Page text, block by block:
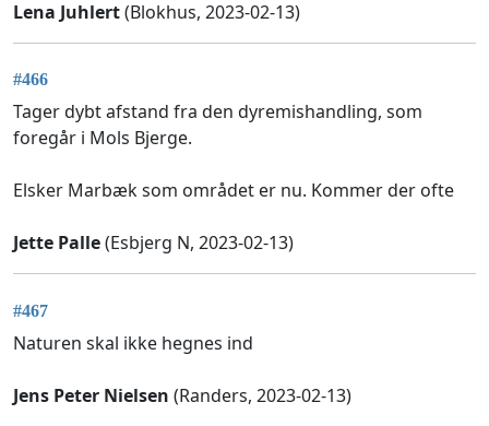
Lena Juhlert(Blokhus, 2023-02-13)
#466
Tager dybt afstand fra den dyremishandling, som
foregår i Mols Bjerge.
Elsker Marbæk som området er nu. Kommer der ofte
Jette Palle(Esbjerg N, 2023-02-13)
#467
Naturen skal ikke hegnes ind
Jens Peter Nielsen (Randers, 2023-02-13)